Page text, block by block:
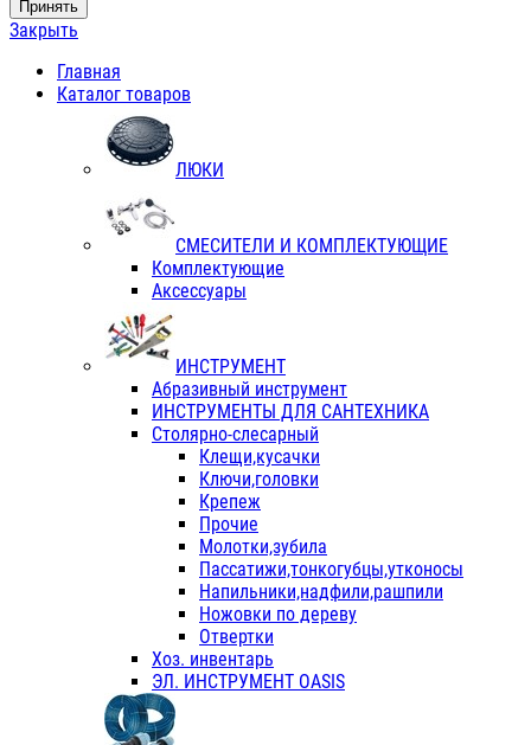
Принять
Закрыть
Главная
Каталог товаров
ЛЮКИ
СМЕСИТЕЛИ И КОМПЛЕКТУЮЩИЕ
Комплектующие
Аксессуары
ИНСТРУМЕНТ
Абразивный инструмент
ИНСТРУМЕНТЫ ДЛЯ САНТЕХНИКА
Столярно-слесарный
Клещи,кусачки
Ключи,головки
Крепеж
Прочие
Молотки,зубила
Пассатижи,тонкогубцы,утконосы
Напильники,надфили,рашпили
Ножовки по дереву
Отвертки
Хоз. инвентарь
ЭЛ. ИНСТРУМЕНТ OASIS